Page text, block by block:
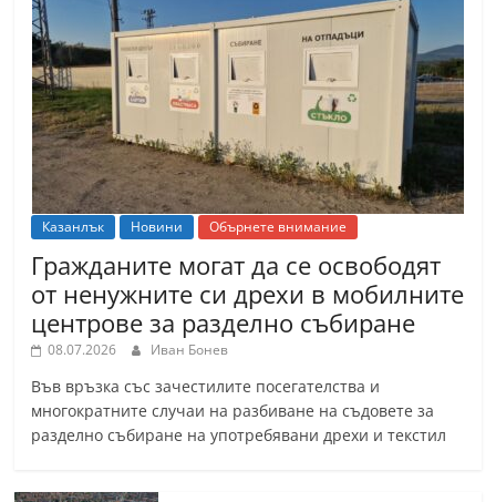
Казанлък Новини Обърнете внимание
Гражданите могат да се освободят
от ненужните си дрехи в мобилните
центрове за разделно събиране
08.07.2026 Иван Бонев
Във връзка със зачестилите посегателства и
многократните случаи на разбиване на съдовете за
разделно събиране на употребявани дрехи и текстил